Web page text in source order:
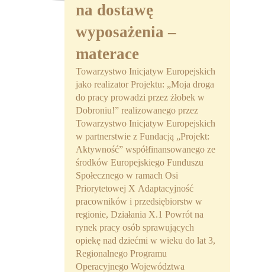
na dostawę
wyposażenia –
materace
Towarzystwo Inicjatyw Europejskich
jako realizator Projektu: „Moja droga
do pracy prowadzi przez żłobek w
Dobroniu!” realizowanego przez
Towarzystwo Inicjatyw Europejskich
w partnerstwie z Fundacją „Projekt:
Aktywność” współfinansowanego ze
środków Europejskiego Funduszu
Społecznego w ramach Osi
Priorytetowej X Adaptacyjność
pracowników i przedsiębiorstw w
regionie, Działania X.1 Powrót na
rynek pracy osób sprawujących
opiekę nad dziećmi w wieku do lat 3,
Regionalnego Programu
Operacyjnego Województwa